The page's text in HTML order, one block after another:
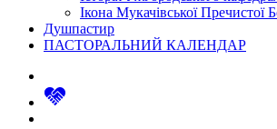
Ікона Мукачівської Пречистої
Душпастир
ПАСТОРАЛЬНИЙ КАЛЕНДАР